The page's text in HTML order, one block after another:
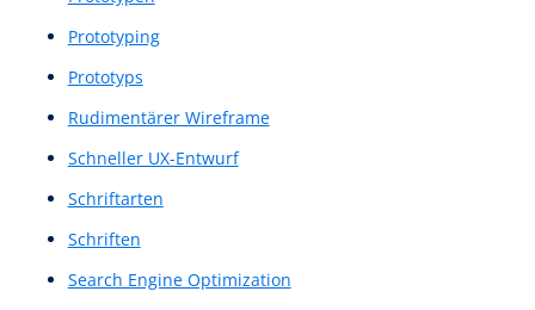
NPS
Nutzerbefragungen
Nutzererfahrung
Nutzererlebnis
Nutzerfeedback
Nutzerfluss
Nutzerflüsse